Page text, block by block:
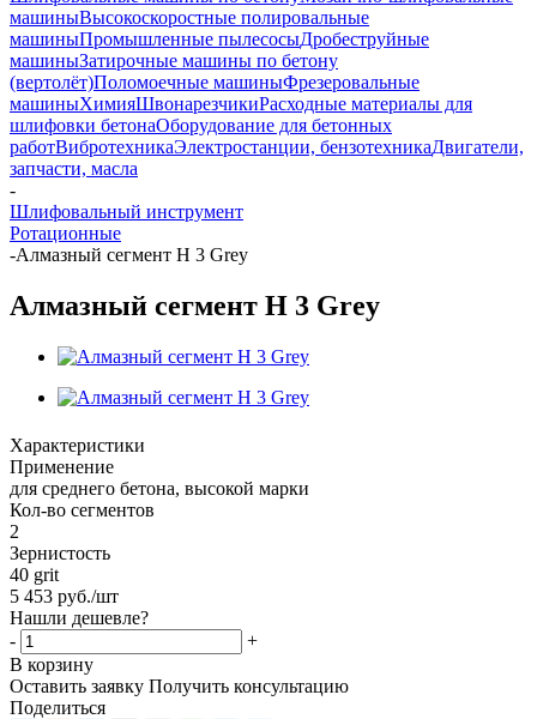
машиныВысокоскоростные полировальные
машиныПромышленные пылесосыДробеструйные
машиныЗатирочные машины по бетону
(вертолёт)Поломоечные машиныФрезеровальные
машиныХимияШвонарезчикиРасходные материалы для
шлифовки бетонаОборудование для бетонных
работВибротехникаЭлектростанции, бензотехникаДвигатели,
запчасти, масла
-
Шлифовальный инструмент
Ротационные
-Алмазный сегмент H 3 Grey
Алмазный сегмент H 3 Grey
Характеристики
Применение
для среднего бетона, высокой марки
Кол-во сегментов
2
Зернистость
40 grit
5 453 руб./шт
Нашли дешевле?
-
+
В корзину
Оставить заявку Получить консультацию
Поделиться